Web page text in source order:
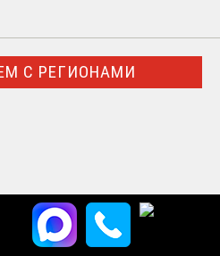
С РЕГИОНАМИ